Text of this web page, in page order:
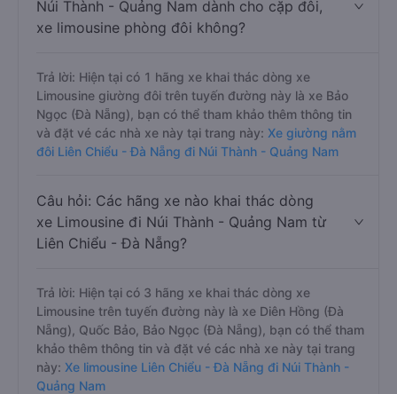
Núi Thành - Quảng Nam dành cho cặp đôi,
xe limousine phòng đôi không?
Trả lời: Hiện tại có 1 hãng xe khai thác dòng xe
Limousine giường đôi trên tuyến đường này là xe Bảo
Ngọc (Đà Nẵng), bạn có thể tham khảo thêm thông tin
và đặt vé các nhà xe này tại trang này: Xe giường nằm
đôi Liên Chiểu - Đà Nẵng đi Núi Thành - Quảng Nam
Câu hỏi: Các hãng xe nào khai thác dòng
xe Limousine đi Núi Thành - Quảng Nam từ
Liên Chiểu - Đà Nẵng?
Trả lời: Hiện tại có 3 hãng xe khai thác dòng xe
Limousine trên tuyến đường này là xe Diên Hồng (Đà
Nẵng), Quốc Bảo, Bảo Ngọc (Đà Nẵng), bạn có thể tham
khảo thêm thông tin và đặt vé các nhà xe này tại trang
này: Xe limousine Liên Chiểu - Đà Nẵng đi Núi Thành -
Quảng Nam